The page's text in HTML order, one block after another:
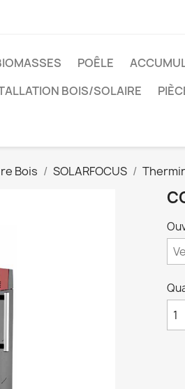
POÊLE
BOIS/SOLAIRE
Bois SOLARFOCUS